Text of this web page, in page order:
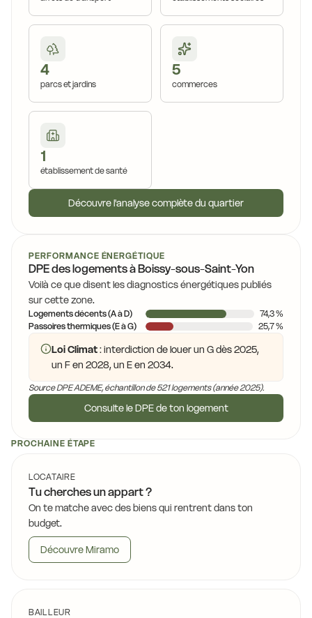
4
parcs et jardins
5
commerces
1
établissement de santé
Découvre l'analyse complète du quartier
PERFORMANCE ÉNERGÉTIQUE
DPE des logements à Boissy-sous-Saint-Yon
Voilà ce que disent les diagnostics énergétiques publiés
sur cette zone.
Logements décents (A à D)
74,3 %
Passoires thermiques (E à G)
25,7 %
Loi Climat: interdiction de louer un G dès 2025,
un F en 2028, un E en 2034.
Source DPE ADEME, échantillon de 521 logements (année 2025).
Consulte le DPE de ton logement
PROCHAINE ÉTAPE
LOCATAIRE
Tu cherches un appart ?
On te matche avec des biens qui rentrent dans ton
budget.
Découvre Miramo
BAILLEUR